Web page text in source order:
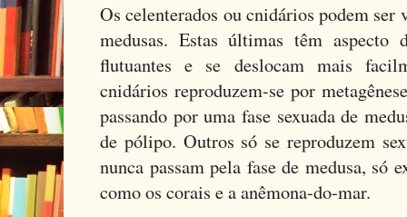
Os celenterados ou cnidários podem
medusas. Estas últimas têm aspecto
flutuantes e se deslocam mais
cnidários reproduzem-se por
passando por uma fase sexuada de
de pólipo. Outros só se reproduzem
nunca passam pela fase de medusa, só
como os corais e a anêmona-do-mar.